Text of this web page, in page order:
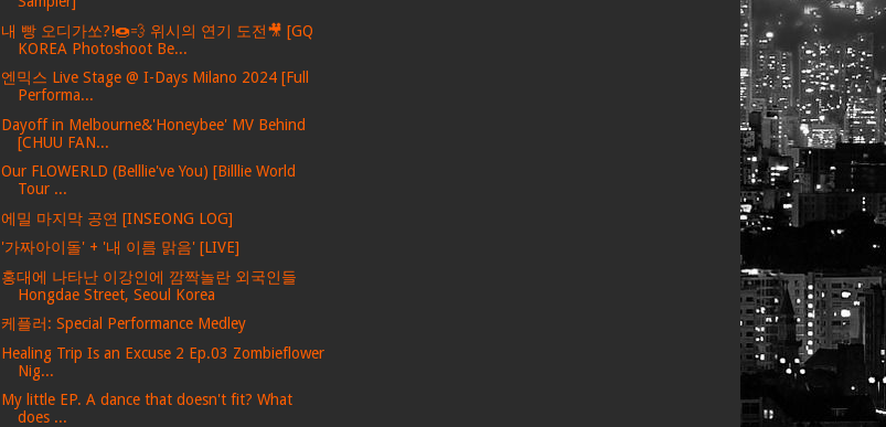
내 빵 오디가쏘?!🍩💨 위시의 연기 도전🎥 [GQ
KOREA Photoshoot Be...
엔믹스 Live Stage @ I-Days Milano 2024 [Full
Performa...
Dayoff in Melbourne&'Honeybee' MV Behind
[CHUU FAN...
Our FLOWERLD (Belllie've You) [Billlie World
Tour ...
에밀 마지막 공연 [INSEONG LOG]
'가짜아이돌' + '내 이름 맑음' [LIVE]
홍대에 나타난 이강인에 깜짝놀란 외국인들
Hongdae Street, Seoul Korea
케플러: Special Performance Medley
Healing Trip Is an Excuse 2 Ep.03 Zombieflower
Nig...
My little EP. A dance that doesn't fit? What
does ...